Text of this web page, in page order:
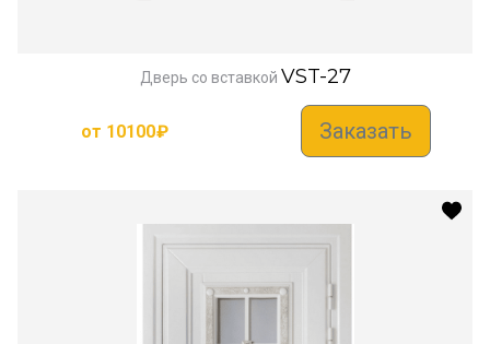
Дверь со вставкой VST-27
от 10100₽ Заказать